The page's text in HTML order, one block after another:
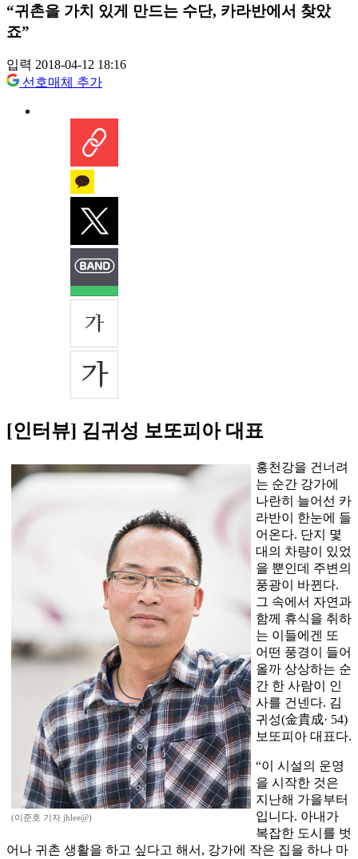
“귀촌을 가치 있게 만드는 수단, 카라반에서 찾았
죠”
입력 2018-04-12 18:16
선호매체 추가
[인터뷰] 김귀성 보또피아 대표
(이준호 기자 jhlee@)
홍천강을 건너려
는 순간 강가에
나란히 늘어선 카
라반이 한눈에 들
어온다. 단지 몇
대의 차량이 있었
을 뿐인데 주변의
풍광이 바뀐다.
그 속에서 자연과
함께 휴식을 취하
는 이들에겐 또
어떤 풍경이 들어
올까 상상하는 순
간 한 사람이 인
사를 건넨다. 김
귀성(金貴成· 54)
보또피아 대표다.
“이 시설의 운영
을 시작한 것은
지난해 가을부터
입니다. 아내가
복잡한 도시를 벗
어나 귀촌 생활을 하고 싶다고 해서, 강가에 작은 집을 하나 마